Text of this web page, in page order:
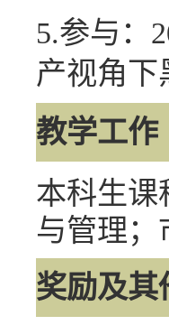
5.参与：
产视角下
教学工作
本科生课
与管理；
奖励及其